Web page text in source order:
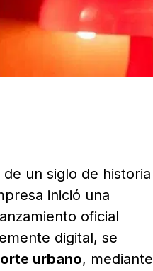
de un siglo de historia
inició una
oficial
digital, se
urbano, mediante